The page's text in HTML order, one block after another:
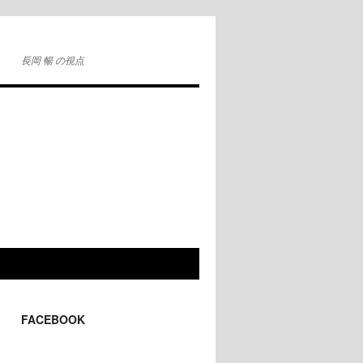
長岡 暢 の視点
FACEBOOK